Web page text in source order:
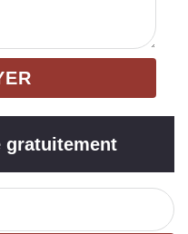
gratuitement